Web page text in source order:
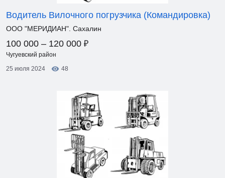
Водитель Вилочного погрузчика (Командировка)
ООО "МЕРИДИАН". Сахалин
100 000 – 120 000 ₽
Чугуевский район
25 июля 2024
48